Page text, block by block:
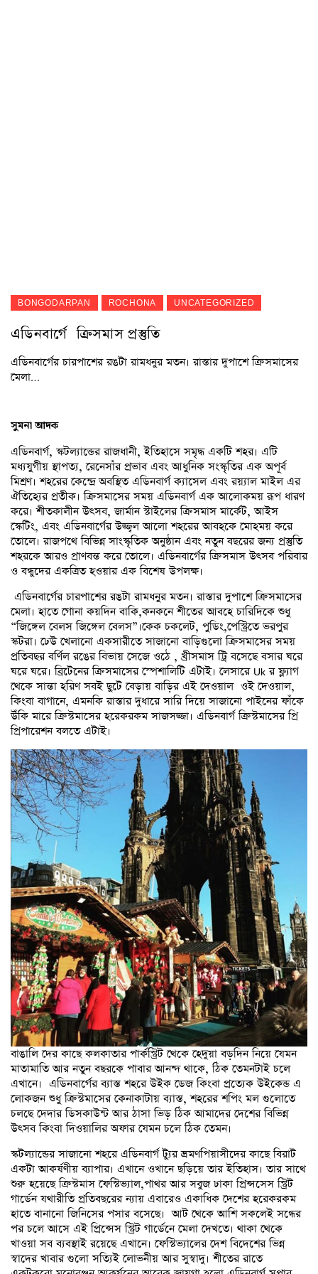
BONGODARPAN ROCHONA UNCATEGORIZED
এডিনবার্গে ক্রিসমাস প্রস্তুতি
এডিনবার্গের চারপাশের রঙটা রামধনুর মতন। রাস্তার দুপাশে ক্রিসমাসের
মেলা…
সুমনা আদক
এডিনবার্গ, স্কটল্যান্ডের রাজধানী, ইতিহাসে সমৃদ্ধ একটি শহর। এটি
মধ্যযুগীয় স্থাপত্য, রেনেসাঁর প্রভাব এবং আধুনিক সংস্কৃতির এক অপূর্ব
মিশ্রণ। শহরের কেন্দ্রে অবস্থিত এডিনবার্গ ক্যাসেল এবং রয়্যাল মাইল এর
ঐতিহ্যের প্রতীক। ক্রিসমাসের সময় এডিনবার্গ এক আলোকময় রূপ ধারণ
করে। শীতকালীন উৎসব, জার্মান স্টাইলের ক্রিসমাস মার্কেট, আইস
স্কেটিং, এবং এডিনবার্গের উজ্জ্বল আলো শহরের আবহকে মোহময় করে
তোলে। রাজপথে বিভিন্ন সাংস্কৃতিক অনুষ্ঠান এবং নতুন বছরের জন্য প্রস্তুতি
শহরকে আরও প্রাণবন্ত করে তোলে। এডিনবার্গের ক্রিসমাস উৎসব পরিবার
ও বন্ধুদের একত্রিত হওয়ার এক বিশেষ উপলক্ষ।
এডিনবার্গের চারপাশের রঙটা রামধনুর মতন। রাস্তার দুপাশে ক্রিসমাসের
মেলা। হাতে গোনা কয়দিন বাকি,কনকনে শীতের আবহে চারিদিকে শুধু
“জিঙ্গেল বেলস জিঙ্গেল বেলস”।কেক চকলেট, পুডিং,পেস্ট্রিতে ভরপুর
স্কটরা। ঢেউ খেলানো একসারীতে সাজানো বাড়িগুলো ক্রিসমাসের সময়
প্রতিবছর বর্ণিল রঙের বিভায় সেজে ওঠে , খ্রীসমাস ট্রি বসেছে বসার ঘরে
ঘরে ঘরে। ব্রিটেনের ক্রিসমাসের স্পেশালিটি এটাই। লেসারে Uk র ফ্ল্যাগ
থেকে সান্তা হরিণ সবই ছুটে বেড়ায় বাড়ির এই দেওয়াল ওই দেওয়াল,
কিংবা বাগানে, এমনকি রাস্তার দুধারে সারি দিয়ে সাজানো পাইনের ফাঁকে
উঁকি মারে ক্রিস্টমাসের হরেকরকম সাজসজ্জা। এডিনবার্গ ক্রিস্টমাসের প্রি
প্রিপারেশন বলতে এটাই।
বাঙালি দের কাছে কলকাতার পার্কস্ট্রিট থেকে হেদুয়া বড়দিন নিয়ে যেমন
মাতামাতি আর নতুন বছরকে পাবার আনন্দ থাকে, ঠিক তেমনটাই চলে
এখানে। এডিনবার্গের ব্যাস্ত শহরে উইক ডেজ কিংবা প্রত্যেক উইকেন্ড এ
লোকজন শুধু ক্রিস্টমাসের কেনাকাটায় ব্যাস্ত, শহরের শপিং মল গুলোতে
চলছে দেদার ডিসকাউন্ট আর ঠাসা ভিড় ঠিক আমাদের দেশের বিভিন্ন
উৎসব কিংবা দিওয়ালির অফার যেমন চলে ঠিক তেমন।
স্কটল্যান্ডের সাজানো শহরে এডিনবার্গ ট্যুর ভ্রমণপিয়াসীদের কাছে বিরাট
একটা আকর্ষণীয় ব্যাপার। এখানে ওখানে ছড়িয়ে তার ইতিহাস। তার সাথে
শুরু হয়েছে ক্রিস্টমাস ফেস্টিভ্যাল,পাথর আর সবুজ ঢাকা প্রিন্সসেস স্ট্রিট
গার্ডেন যথারীতি প্রতিবছরের ন্যায় এবারেও একাধিক দেশের হরেকরকম
হাতে বানানো জিনিসের পসার বসেছে। আট থেকে আশি সকলেই সন্ধের
পর চলে আসে এই প্রিন্সেস স্ট্রিট গার্ডেনে মেলা দেখতে। থাকা থেকে
খাওয়া সব ব্যবস্থাই রয়েছে এখানে। ফেস্টিভ্যালের দেশ বিদেশের ভিন্ন
স্বাদের খাবার গুলো সত্যিই লোভনীয় আর সুস্বাদু। শীতের রাতে